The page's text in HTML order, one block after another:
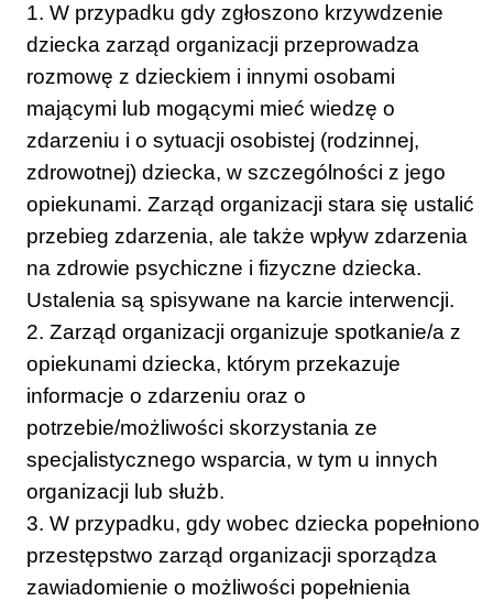
1. W przypadku gdy zgłoszono krzywdzenie
dziecka zarząd organizacji przeprowadza
rozmowę z dzieckiem i innymi osobami
mającymi lub mogącymi mieć wiedzę o
zdarzeniu i o sytuacji osobistej (rodzinnej,
zdrowotnej) dziecka, w szczególności z jego
opiekunami. Zarząd organizacji stara się ustalić
przebieg zdarzenia, ale także wpływ zdarzenia
na zdrowie psychiczne i fizyczne dziecka.
Ustalenia są spisywane na karcie interwencji.
2. Zarząd organizacji organizuje spotkanie/a z
opiekunami dziecka, którym przekazuje
informacje o zdarzeniu oraz o
potrzebie/możliwości skorzystania ze
specjalistycznego wsparcia, w tym u innych
organizacji lub służb.
3. W przypadku, gdy wobec dziecka popełniono
przestępstwo zarząd organizacji sporządza
zawiadomienie o możliwości popełnienia